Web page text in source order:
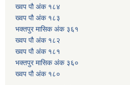
ख्वप पौ अंक १८४
ख्वप पौ अंक १८३
भक्तपुर मासिक अंक ३६१
ख्वप पौ अंक १८२
ख्वप पौ अंक १८१
भक्तपुर मासिक अंक ३६०
ख्वप पौ अंक १८०